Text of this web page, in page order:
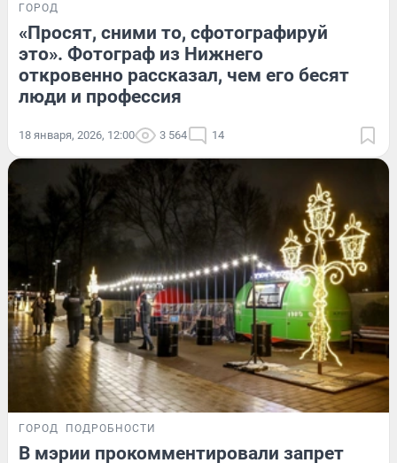
ГОРОД
«Просят, сними то, сфотографируй
это». Фотограф из Нижнего
откровенно рассказал, чем его бесят
люди и профессия
18 января, 2026, 12:00 3 564 14
ГОРОД ПОДРОБНОСТИ
В мэрии прокомментировали запрет